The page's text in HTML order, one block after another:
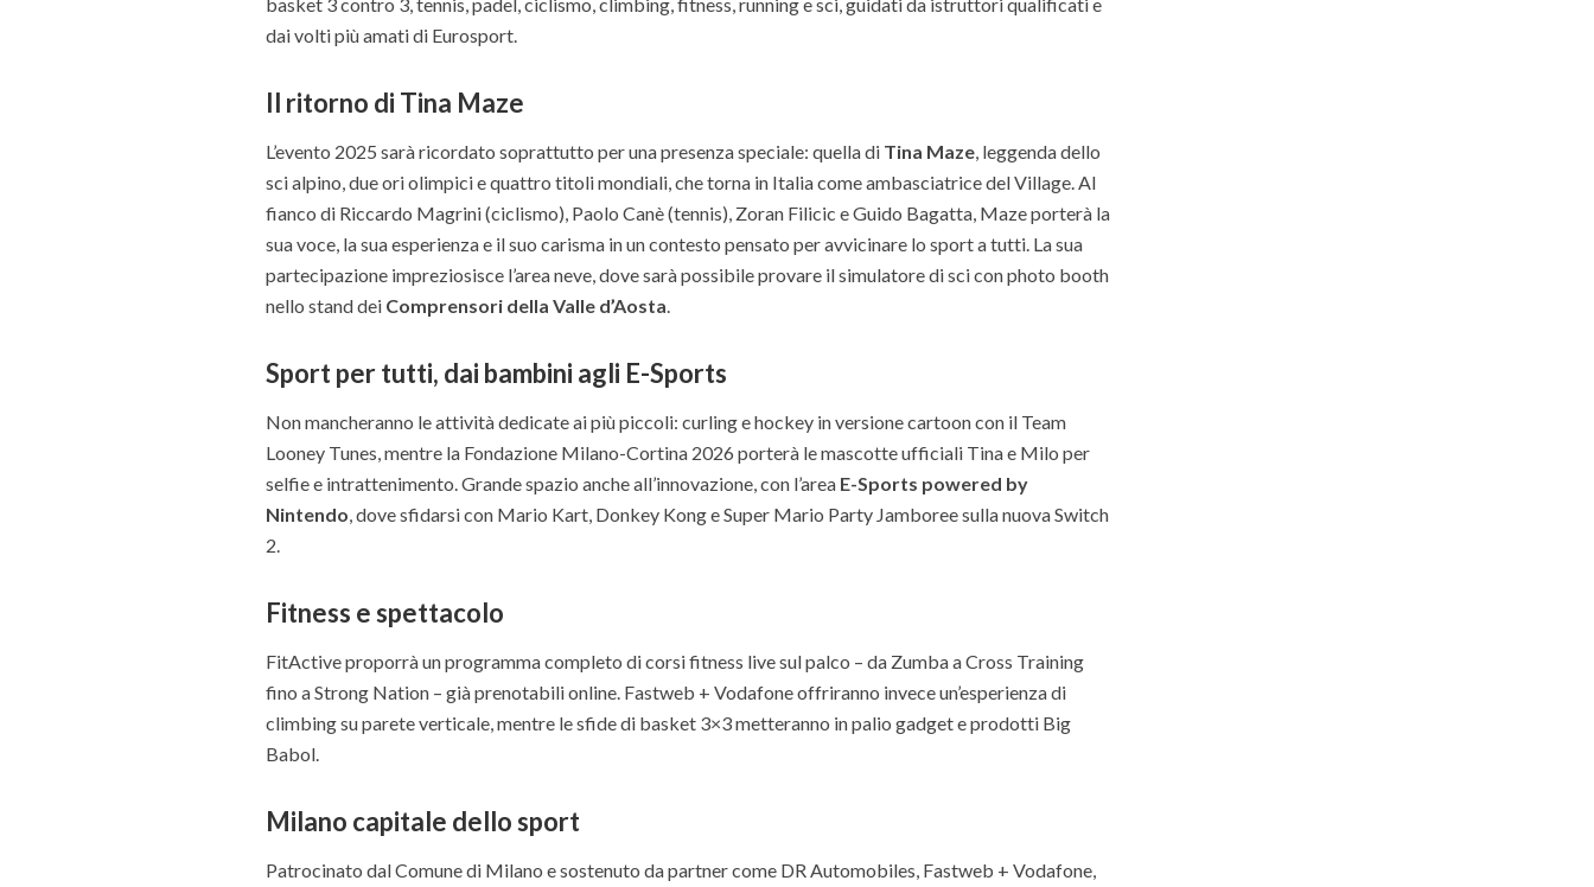
dai volti più amati di Eurosport.
Il ritorno di Tina Maze
L’evento 2025 sarà ricordato soprattutto per una presenza speciale: quella di Tina Maze , leggenda dello
sci alpino, due ori olimpici e quattro titoli mondiali, che torna in Italia come ambasciatrice del Village. Al
fianco di Riccardo Magrini (ciclismo), Paolo Canè (tennis), Zoran Filicic e Guido Bagatta, Maze porterà la
sua voce, la sua esperienza e il suo carisma in un contesto pensato per avvicinare lo sport a tutti. La sua
partecipazione impreziosisce l’area neve, dove sarà possibile provare il simulatore di sci con photo booth
nello stand dei Comprensori della Valle d’Aosta
Sport per tutti, dai bambini agli E-Sports
Non mancheranno le attività dedicate ai più piccoli: curling e hockey in versione cartoon con il Team
Looney Tunes, mentre la Fondazione Milano-Cortina 2026 porterà le mascotte ufficiali Tina e Milo per
selfie e intrattenimento. Grande spazio anche all’innovazione, con l’area E-Sports powered by
Nintendo , dove sfidarsi con Mario Kart, Donkey Kong e Super Mario Party Jamboree sulla nuova Switch
2.
Fitness e spettacolo
FitActive proporrà un programma completo di corsi fitness live sul palco – da Zumba a Cross Training
fino a Strong Nation – già prenotabili online. Fastweb + Vodafone offriranno invece un’esperienza di
climbing su parete verticale, mentre le sfide di basket 3×3 metteranno in palio gadget e prodotti Big
Babol.
Milano capitale dello sport
Patrocinato dal Comune di Milano e sostenuto da partner come DR Automobiles, Fastweb + Vodafone,